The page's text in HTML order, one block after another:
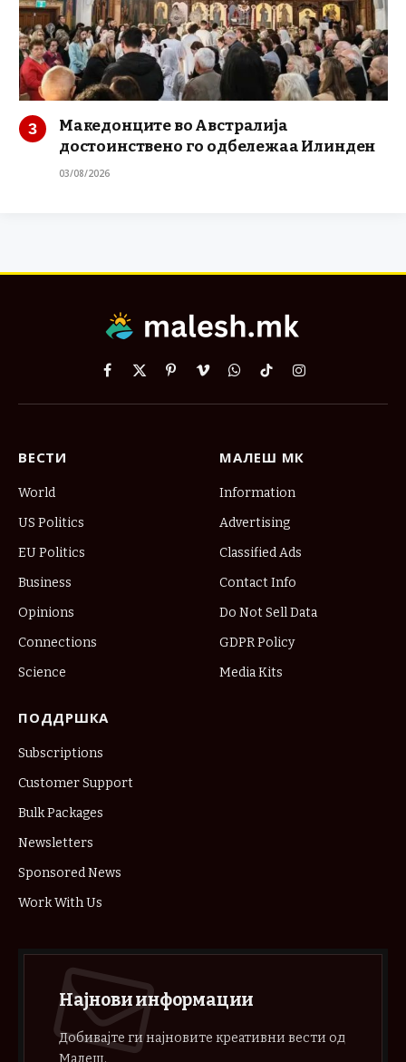
Македонците во Австралија
достоинствено го одбележаа Илинден
03/08/2026
Facebook
X
PinterestVimeoWhatsApp
TikTokInstagram
ВЕСТИ
World
US Politics
EU Politics
Business
Opinions
Connections
Science
МАЛЕШ МК
Information
Advertising
Classified Ads
Contact Info
Do Not Sell Data
GDPR Policy
Media Kits
ПОДДРШКА
Subscriptions
Customer Support
Bulk Packages
Newsletters
Sponsored News
Work With Us
Најнови информации
Добивајте ги најновите креативни вести од
Малеш.